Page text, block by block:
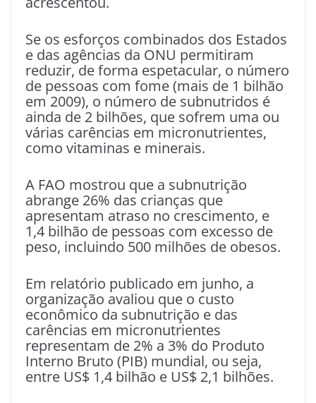
Se os esforços combinados dos Estados
e das agências da ONU permitiram
reduzir, de forma espetacular, o número
de pessoas com fome (mais de 1 bilhão
em 2009), o número de subnutridos é
ainda de 2 bilhões, que sofrem uma ou
várias carências em micronutrientes,
como vitaminas e minerais.
A FAO mostrou que a subnutrição
abrange 26% das crianças que
apresentam atraso no crescimento, e
1,4 bilhão de pessoas com excesso de
peso, incluindo 500 milhões de obesos.
Em relatório publicado em junho, a
organização avaliou que o custo
econômico da subnutrição e das
carências em micronutrientes
representam de 2% a 3% do Produto
Interno Bruto (PIB) mundial, ou seja,
entre US$ 1,4 bilhão e US$ 2,1 bilhões.